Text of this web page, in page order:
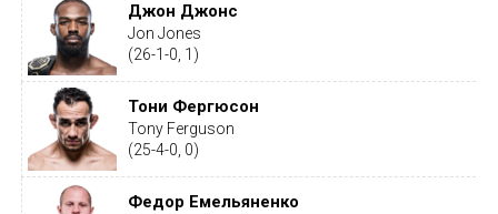
Джон Джонс
Jon Jones
(26-1-0, 1)
Тони Фергюсон
Tony Ferguson
(25-4-0, 0)
Федор Емельяненко